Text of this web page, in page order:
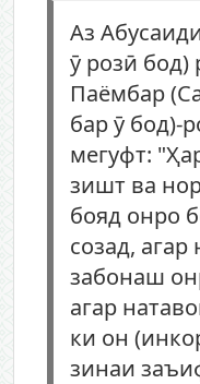
Аз
ӯ розӣ бод)
Паёмбар
бар ӯ бод)-
мегуфт:
зишт ва
бояд онро
созад,
забонаш
агар
ки он
зинаи